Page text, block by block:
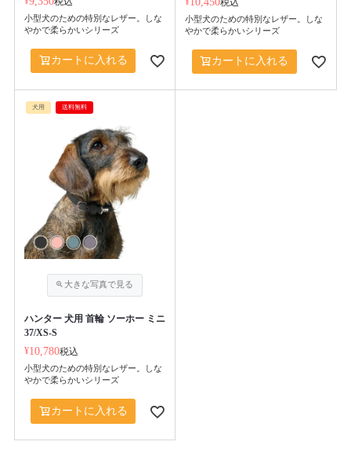
小型犬のための特別なレザー。しな
やかで柔らかいシリーズ
カートに入れる
小型犬のための特別なレザー。しな
やかで柔らかいシリーズ
カートに入れる
犬用 送料無料
ハンター 犬用 首輪 ソーホー ミニ
37/XS-S
¥10,780税込
小型犬のための特別なレザー。しな
やかで柔らかいシリーズ
カートに入れる